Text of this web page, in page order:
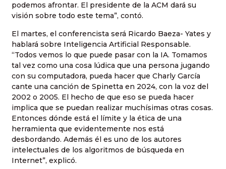
podemos afrontar. El presidente de la ACM dará su
visión sobre todo este tema”, contó.
El martes, el conferencista será Ricardo Baeza- Yates y
hablará sobre Inteligencia Artificial Responsable.
“Todos vemos lo que puede pasar con la IA. Tomamos
tal vez como una cosa lúdica que una persona jugando
con su computadora, pueda hacer que Charly García
cante una canción de Spinetta en 2024, con la voz del
2002 o 2005. El hecho de que eso se pueda hacer
implica que se puedan realizar muchísimas otras cosas.
Entonces dónde está el límite y la ética de una
herramienta que evidentemente nos está
desbordando. Además él es uno de los autores
intelectuales de los algoritmos de búsqueda en
Internet”, explicó.